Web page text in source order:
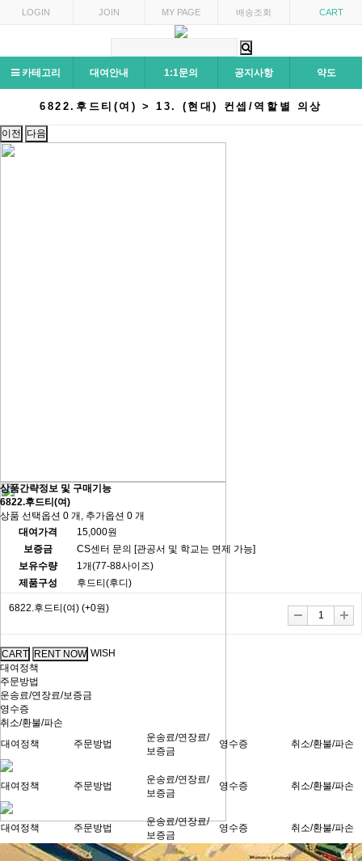
LOGIN JOIN MY PAGE 배송조회 CART
카테고리 대여안내 1:1문의 공지사항 약도
6822.후드티(여) > 13. (현대) 컨셉/역할별 의상
이전 다음
상품간략정보 및 구매기능
6822.후드티(여)
상품 선택옵션 0 개, 추가옵션 0 개
대여가격
15,000원
보증금
CS센터 문의 [관공서 및 학교는 면제 가능]
보유수량
1개(77-88사이즈)
제품구성
후드티(후디)
6822.후드티(여) (+0원)
WISH
대여정책
주문방법
운송료/연장료/보증금
영수증
취소/환불/파손
대여정책
주문방법
운송료/연장료/
보증금
영수증 취소/환불/파손
대여정책 주문방법
운송료/연장료/
보증금
영수증 취소/환불/파손
대여정책 주문방법
운송료/연장료/
보증금
영수증 취소/환불/파손